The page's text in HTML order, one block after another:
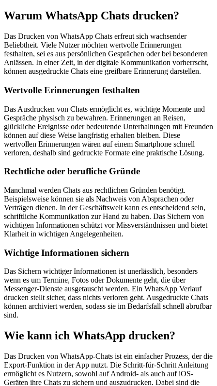
Warum WhatsApp Chats drucken?
Das Drucken von WhatsApp Chats erfreut sich wachsender
Beliebtheit. Viele Nutzer möchten wertvolle Erinnerungen
festhalten, sei es aus persönlichen Gesprächen oder bei besonderen
Anlässen. In einer Zeit, in der digitale Kommunikation vorherrscht,
können ausgedruckte Chats eine greifbare Erinnerung darstellen.
Wertvolle Erinnerungen festhalten
Das Ausdrucken von Chats ermöglicht es, wichtige Momente und
Gespräche physisch zu bewahren. Erinnerungen an Reisen,
glückliche Ereignisse oder bedeutende Unterhaltungen mit Freunden
können auf diese Weise langfristig erhalten bleiben. Diese
wertvollen Erinnerungen wären auf einem Smartphone schnell
verloren, deshalb sind gedruckte Formate eine praktische Lösung.
Rechtliche oder berufliche Gründe
Manchmal werden Chats aus rechtlichen Gründen benötigt.
Beispielsweise können sie als Nachweis von Absprachen oder
Verträgen dienen. In der Geschäftswelt kann es entscheidend sein,
schriftliche Kommunikation zur Hand zu haben. Das Sichern von
wichtigen Informationen schützt vor Missverständnissen und bietet
Klarheit in wichtigen Angelegenheiten.
Wichtige Informationen sichern
Das Sichern wichtiger Informationen ist unerlässlich, besonders
wenn es um Termine, Fotos oder Dokumente geht, die über
Messenger-Dienste ausgetauscht werden. Ein WhatsApp Verlauf
drucken stellt sicher, dass nichts verloren geht. Ausgedruckte Chats
können archiviert werden, sodass sie im Bedarfsfall schnell abrufbar
sind.
Wie kann ich WhatsApp drucken?
Das Drucken von WhatsApp-Chats ist ein einfacher Prozess, der die
Export-Funktion in der App nutzt. Die Schritt-für-Schritt Anleitung
ermöglicht es Nutzern, sowohl auf Android- als auch auf iOS-
Geräten ihre Chats zu sichern und auszudrucken. Dabei sind die